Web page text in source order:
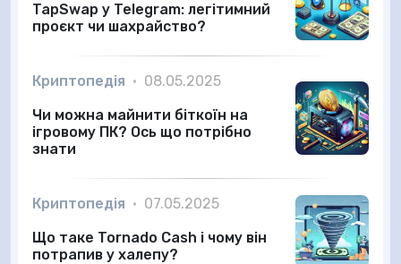
TapSwap у Telegram: легітимний
проєкт чи шахрайство?
Криптопедія • 08.05.2025
Чи можна майнити біткоїн на
ігровому ПК? Ось що потрібно
знати
Криптопедія • 07.05.2025
Що таке Tornado Cash і чому він
потрапив у халепу?